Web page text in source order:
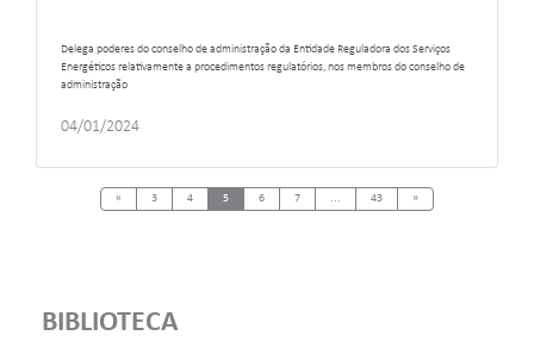
BIBLIOTECA
Delega poderes do conselho de administração da Entidade Reguladora dos Serviços
Energéticos relativamente a procedimentos regulatórios, nos membros do conselho de
administração
04/01/2024
« Previous
3 4 5 6 7 ... 43 »Next